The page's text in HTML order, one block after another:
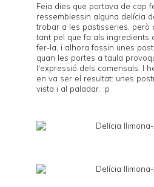
Feia dies que portava de cap
ressemblessin alguna delícia
trobar a les pastisseries, però
tant pel que fa als ingredients
fer-la, i alhora fossin unes
quan les portes a taula
l'expressió dels comensals. I
en va ser el resultat: unes
vista i al paladar. :p